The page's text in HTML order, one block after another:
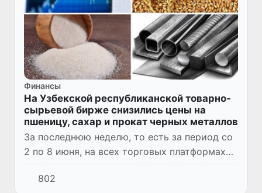
Финансы
На Узбекской республиканской товарно-
сырьевой бирже снизились цены на
пшеницу, сахар и прокат черных металлов
За последнюю неделю, то есть за период со
2 по 8 июня, на всех торговых платформах
АО «Узбекской республиканской товарно-
сырьевой биржи» было заключено 39 321
802